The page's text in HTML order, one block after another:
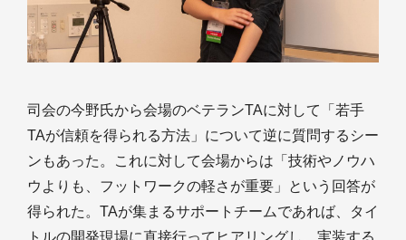
司会の今野氏から会場のベテランTAに対して「若手
TAが信頼を得られる方法」について逆に質問するシー
ンもあった。これに対して会場からは「技術やノウハ
ウよりも、フットワークの軽さが重要」という回答が
得られた。TAが集まるサポートチームであれば、タイ